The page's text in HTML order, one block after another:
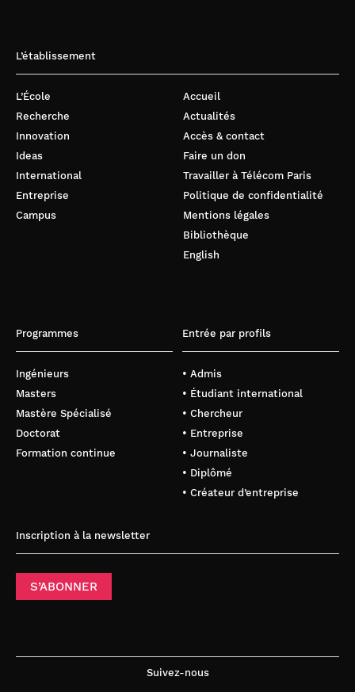
L’établissement
L’École
Recherche
Innovation
Ideas
International
Entreprise
Campus
Accueil
Actualités
Accès & contact
Faire un don
Travailler à Télécom Paris
Politique de confidentialité
Mentions légales
Bibliothèque
English
Programmes
Ingénieurs
Masters
Mastère Spécialisé
Doctorat
Formation continue
Entrée par profils
• Admis
• Étudiant international
• Chercheur
• Entreprise
• Journaliste
• Diplômé
• Créateur d’entreprise
Inscription à la newsletter
S’ABONNER
Suivez-nous